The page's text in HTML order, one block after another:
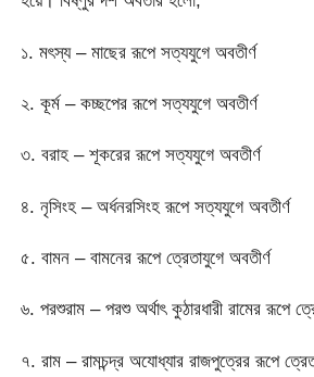
১. মৎস্য – মাছের রূপে সত্যযুগে অবতীর্ণ
২. কূর্ম – কচ্ছপের রূপে সত্যযুগে অবতীর্ণ
৩. বরাহ – শূকরের রূপে সত্যযুগে অবতীর্ণ
৪. নৃসিংহ – অর্ধনরসিংহ রূপে সত্যযুগে অবতীর্ণ
৫. বামন – বামনের রূপে ত্রেতাযুগে অবতীর্ণ
৬. পরশুরাম – পরশু অর্থাৎ কুঠারধারী রামের রূপে
৭. রাম – রামচন্দ্র অযোধ্যার রাজপুত্রের রূপে